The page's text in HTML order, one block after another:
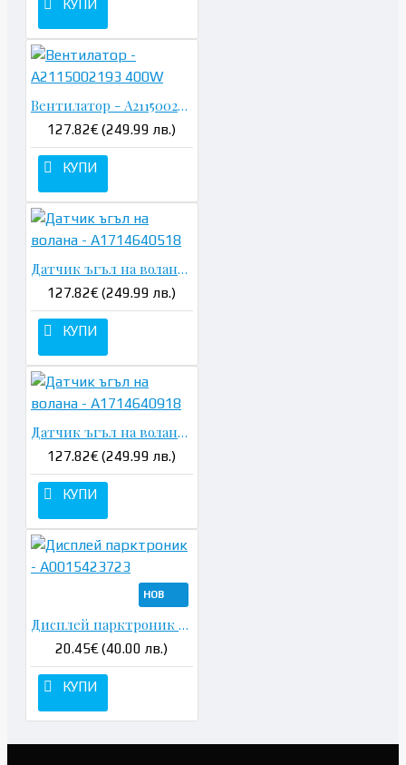
КУПИ
Вентилатор - A2115002193 400W
127.82€ (249.99 лв.)
КУПИ
Датчик ъгъл на волана - A1714640518
127.82€ (249.99 лв.)
КУПИ
Датчик ъгъл на волана - A1714640918
127.82€ (249.99 лв.)
КУПИ
НОВ
Дисплей парктроник - A0015423723
20.45€ (40.00 лв.)
КУПИ